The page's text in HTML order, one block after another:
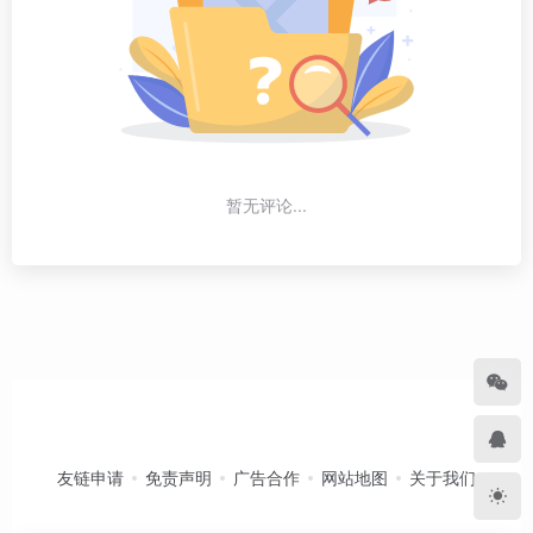
暂无评论...
友链申请 免责声明 广告合作 网站地图 关于我们